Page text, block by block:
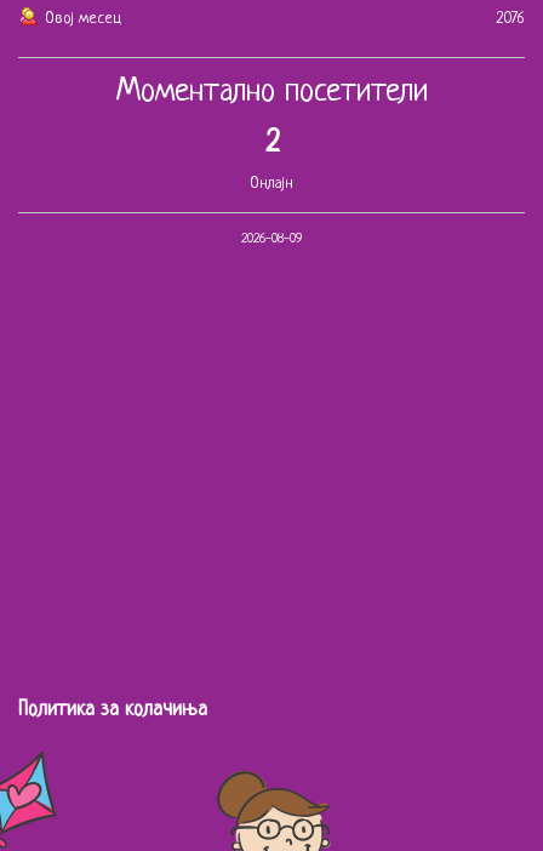
Овој месец
2076
Моментално посетители
2
Онлајн
2026-08-09
Политика за колачиња